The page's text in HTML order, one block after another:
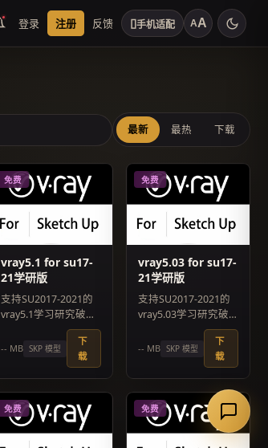
登录 注册 反馈 ▯手机适配 AA
最新 最热 下载
免费
vray5.1 for su17-
21学研版
支持SU2017-2021的
vray5.1学习研究破解
版，汉化补丁已升级
至V2版
-- MB SKP 模型
下
载
免费
vray5.03 for su17-
21学研版
支持SU2017-2021的
vray5.03学习研究破
解版，汉化补丁已升
级至V5完美版
-- MB SKP 模型
下
载
免费 免费
扫码联系客服